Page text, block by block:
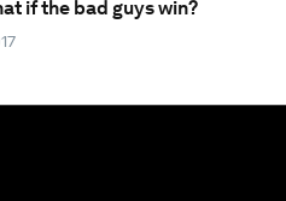
if the bad guys win?